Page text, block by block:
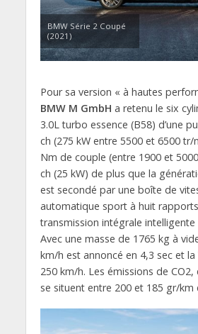
BMW Série 2 Coupé
(2021)
Pour sa version « à hautes
BMW M GmbH a retenu le six
3.0L turbo essence (B58) d’une
ch (275 kW entre 5500 et 6500
Nm de couple (entre 1900 et
ch (25 kW) de plus que la
est secondé par une boîte de
automatique sport à huit
transmission intégrale intelligente
Avec une masse de 1765 kg à
km/h est annoncé en 4,3 sec et
250 km/h. Les émissions de CO2,
se situent entre 200 et 185 gr/km